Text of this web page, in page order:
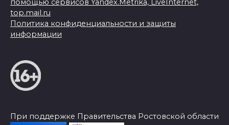
помощью сервисов Yandex.Metrika, LiveInternet,
top.mail.ru
Политика конфиденциальности и защиты
информации
При поддержке Правительства Ростовской области